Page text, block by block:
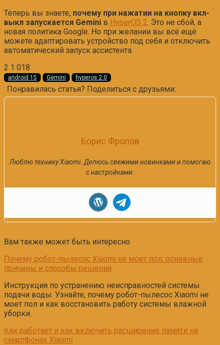
Теперь вы знаете, почему при нажатии на кнопку вкл-
выкл запускается Gemini в HyperOS 2. Это не сбой, а
новая политика Google. Но при желании вы всё ещё
можете адаптировать устройство под себя и отключить
автоматический запуск ассистента.
2 1 018
android 15 Gemini hyperos 2.0
Понравилась статья? Поделиться с друзьями:
Борис Фролов
Люблю технику Xiaomi. Делюсь свежими новинками и помогаю
с настройками.
Вам также может быть интересно
Почему робот-пылесос Xiaomi не моет пол: основные
причины и способы решения
Инструкция по устранению неисправностей системы
подачи воды. Узнайте, почему робот-пылесос Xiaomi не
моет пол и как восстановить работу системы влажной
уборки.
Как работает и как включить расширение памяти на
смартфонах Xiaomi